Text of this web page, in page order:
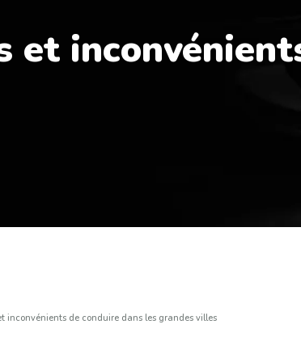
et
inconvénients de conduire dans les grandes villes